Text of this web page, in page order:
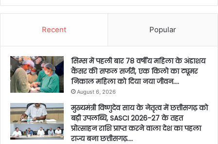
Recent Popular
सिम्स में पहली बार 78 वर्षीय महिला के अंडाशय
कैंसर की सफल सर्जरी, एक किलो का ट्यूमर
निकाल महिला को दिया नया जीवन….
August 6, 2026
मुख्यमंत्री विष्णुदेव साय के नेतृत्व में छत्तीसगढ़ को
बड़ी उपलब्धि, SASCI 2026-27 के तहत
प्रोत्साहन राशि प्राप्त करने वाला देश का पहला
राज्य बना छत्तीसगढ़….